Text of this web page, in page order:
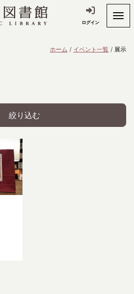
ログイン
ホーム イベント一覧 展示
絞り込む